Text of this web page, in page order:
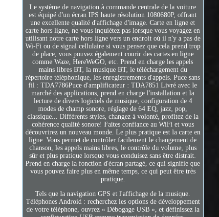
Le système de navigation à commande centrale de la voiture
est équipé d'un écran IPS haute résolution 1080680P, offrant
une excellente qualité d'affichage d'image. Carte en ligne et
carte hors ligne, ne vous inquiétez pas lorsque vous voyagez en
utilisant notre carte hors ligne vers un endroit où il n'y a pas de
Wi-Fi ou de signal cellulaire si vous pensez que cela prend trop
de place, vous pouvez également courir des cartes en ligne
comme Waze, HereWeGO, etc. Prend en charge les appels
mains libres BT, la musique BT, le téléchargement du
répertoire téléphonique, les enregistrements d'appels. Puce sans
fil : TDA7786Puce d'amplificateur : TDA7851 Livré avec le
marché des applications, prend en charge l'installation et la
lecture de divers logiciels de musique, configuration de 4
modes de champ sonore, réglage de 64 EQ, jazz, pop,
classique... Différents styles, changez à volonté, profitez de la
cohérence qualité sonore! Faites confiance au WiFi et vous
découvrirez un nouveau monde. Le plus pratique est la carte en
ligne. Vous permet de contrôler facilement le changement de
chanson, les appels mains libres, le contrôle du volume, plus
sûr et plus pratique lorsque vous conduisez sans être distrait.
Prend en charge la fonction d'écran partagé, ce qui signifie que
vous pouvez faire plus en même temps, ce qui peut être très
pratique.
Tels que la navigation GPS et l'affichage de la musique.
Téléphones Android : recherchez les options de développement
de votre téléphone, ouvrez « Débogage USB », et définissez la